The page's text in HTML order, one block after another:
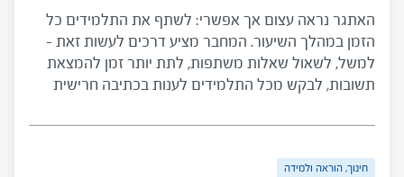
האתגר נראה עצום אך אפשרי: לשתף את התלמידים כל
הזמן במהלך השיעור. המחבר מציע דרכים לעשות זאת -
למשל, לשאול שאלות משתפות, לתת יותר זמן להמצאת
תשובות, לבקש מכל התלמידים לענות בכתיבה חרישית
חינוך, הוראה ולמידה